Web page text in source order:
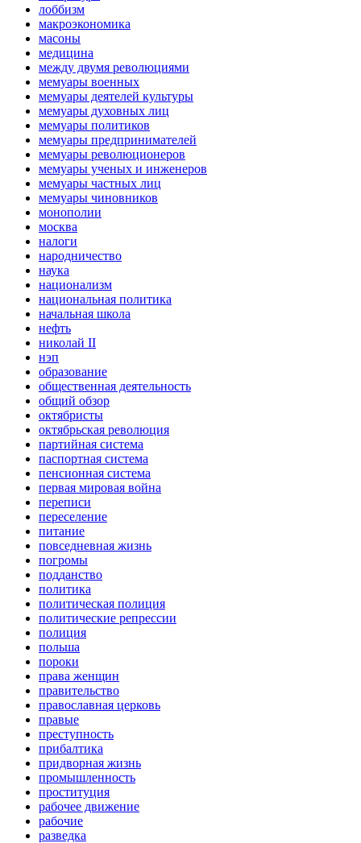
лоббизм
макроэкономика
масоны
медицина
между двумя революциями
мемуары военных
мемуары деятелей культуры
мемуары духовных лиц
мемуары политиков
мемуары предпринимателей
мемуары революционеров
мемуары ученых и инженеров
мемуары частных лиц
мемуары чиновников
монополии
москва
налоги
народничество
наука
национализм
национальная политика
начальная школа
нефть
николай II
нэп
образование
общественная деятельность
общий обзор
октябристы
октябрьская революция
партийная система
паспортная система
пенсионная система
первая мировая война
переписи
переселение
питание
повседневная жизнь
погромы
подданство
политика
политическая полиция
политические репрессии
полиция
польша
пороки
права женщин
правительство
православная церковь
правые
преступность
прибалтика
придворная жизнь
промышленность
проституция
рабочее движение
рабочие
разведка